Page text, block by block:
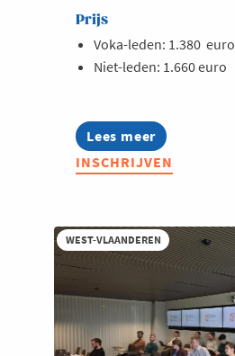
Prijs
Voka-leden: 1.380 euro
Niet-leden: 1.660 euro
Lees meer
about
Quality
Scouting
INSCHRIJVEN
WEST-VLAANDEREN